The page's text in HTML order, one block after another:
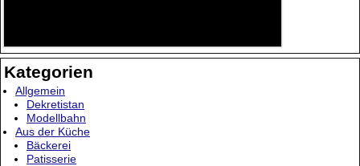
Kategorien
Allgemein
Dekretistan
Modellbahn
Aus der Küche
Bäckerei
Patisserie